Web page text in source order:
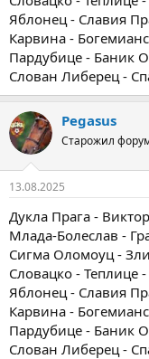
Яблонец - Славия
Карвина -
Пардубице - Баник
Слован Либерец -
Pegasus
Старожил
13.08.2025
Дукла Прага -
Млада-Болеслав -
Сигма Оломоуц -
Словацко - Теплице -
Яблонец - Славия
Карвина -
Пардубице - Баник
Слован Либерец -